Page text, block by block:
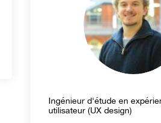
Ingénieur d'étude en
utilisateur (UX design)